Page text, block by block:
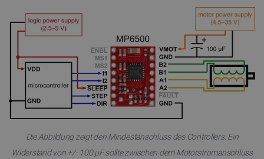
Die Abbildung zeigt den Mindestanschluss des Controllers. Ein
Widerstand von +/- 100 µF sollte zwischen dem Motorstromanschluss